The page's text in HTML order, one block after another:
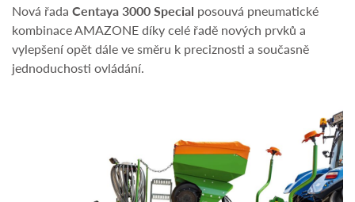
Nová řada Centaya 3000 Special posouvá pneumatické
kombinace AMAZONE díky celé řadě nových prvků a
vylepšení opět dále ve směru k preciznosti a současně
jednoduchosti ovládání.